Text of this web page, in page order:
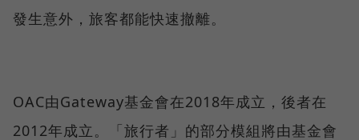
發生意外，旅客都能快速撤離。
OAC由Gateway基金會在2018年成立，後者在
2012年成立。「旅行者」的部分模組將由基金會